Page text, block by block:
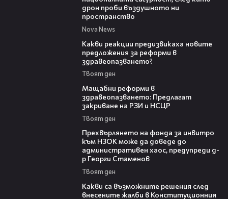
дрон проби въздушното ни
пространство
Nova News
Какви реакции предизвикаха новите
предложения за реформи в
здравеопазването?
Твоят ден
Мащабни реформи в
здравеопазването: Предлагат
закриване на РЗИ и НСЦР
Твоят ден
Прехвърлянето на фонда за инвитро
към НЗОК може да доведе до
административен хаос, предупреди д-
р Георги Стаменов
Твоят ден
Какви са възможните решения след
внесените жалби в Конституционния